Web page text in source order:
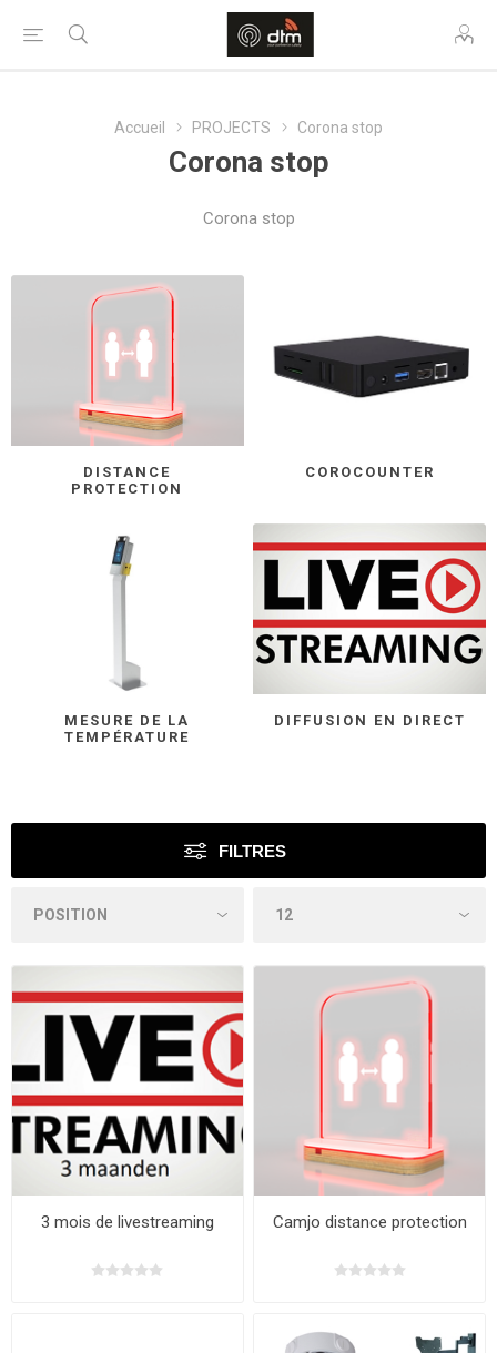
Accueil PROJECTS Corona stop
Corona stop
Corona stop
DISTANCE
PROTECTION
COROCOUNTER
MESURE DE LA
TEMPÉRATURE
DIFFUSION EN DIRECT
FILTRES
3 mois de livestreaming Camjo distance protection